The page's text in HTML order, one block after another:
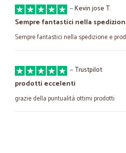
—Kevin jose T.
Sempre fantastici nella
Sempre fantastici nella spedizione e
—Trustpilot
prodotti eccelenti
grazie della puntualità ottimi prodotti